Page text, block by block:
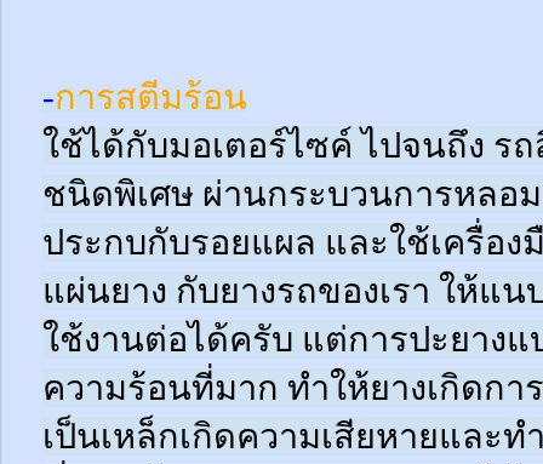
-การสตีมร้อน
ใช้ได้กับมอเตอร์ไซค์ ไปจนถึง ร
ชนิดพิเศษ ผ่านกระบวนการหลอ
ประกบกับรอยแผล และใช้เครื่อง
แผ่นยาง กับยางรถของเรา ให้แ
ใช้งานต่อได้ครับ แต่การปะยาง
ความร้อนที่มาก ทำให้ยางเกิดกา
เป็นเหล็กเกิดความเสียหายและท